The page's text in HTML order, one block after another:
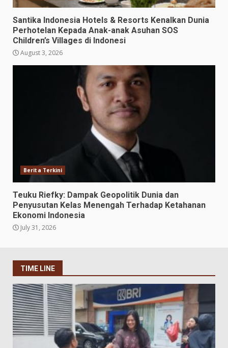
Santika Indonesia Hotels & Resorts Kenalkan Dunia
Perhotelan Kepada Anak-anak Asuhan SOS
Children’s Villages di Indonesi
August 3, 2026
Berita Terkini
Teuku Riefky: Dampak Geopolitik Dunia dan
Penyusutan Kelas Menengah Terhadap Ketahanan
Ekonomi Indonesia
July 31, 2026
TIME LINE